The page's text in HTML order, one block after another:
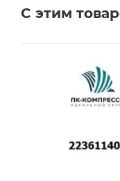
Сервисное
С этим